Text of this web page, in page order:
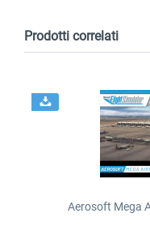
Prodotti correlati
Aerosoft Mega